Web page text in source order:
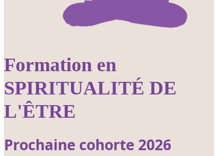
Formation en
SPIRITUALITÉ DE
L'ÊTRE
Prochaine cohorte 2026